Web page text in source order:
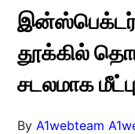
இன்ஸ்பெக்டர்
தூக்கில்
சடலமாக மீட்பு
By A1webteam